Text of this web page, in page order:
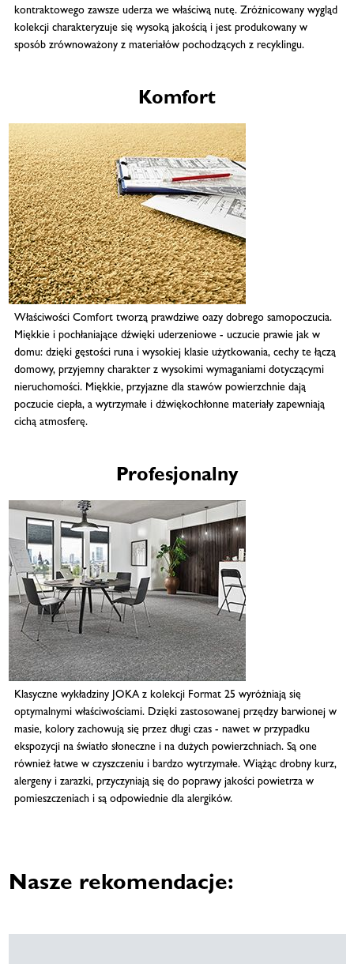
kontraktowego zawsze uderza we właściwą nutę. Zróżnicowany wygląd
kolekcji charakteryzuje się wysoką jakością i jest produkowany w
sposób zrównoważony z materiałów pochodzących z recyklingu.
Komfort
Właściwości Comfort tworzą prawdziwe oazy dobrego samopoczucia.
Miękkie i pochłaniające dźwięki uderzeniowe - uczucie prawie jak w
domu: dzięki gęstości runa i wysokiej klasie użytkowania, cechy te łączą
domowy, przyjemny charakter z wysokimi wymaganiami dotyczącymi
nieruchomości. Miękkie, przyjazne dla stawów powierzchnie dają
poczucie ciepła, a wytrzymałe i dźwiękochłonne materiały zapewniają
cichą atmosferę.
Profesjonalny
Klasyczne wykładziny JOKA z kolekcji Format 25 wyróżniają się
optymalnymi właściwościami. Dzięki zastosowanej przędzy barwionej w
masie, kolory zachowują się przez długi czas - nawet w przypadku
ekspozycji na światło słoneczne i na dużych powierzchniach. Są one
również łatwe w czyszczeniu i bardzo wytrzymałe. Wiążąc drobny kurz,
alergeny i zarazki, przyczyniają się do poprawy jakości powietrza w
pomieszczeniach i są odpowiednie dla alergików.
Nasze rekomendacje: